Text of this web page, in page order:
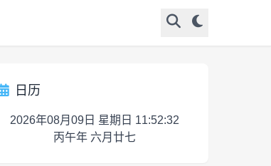
日历
2026年08月09日 星期日 11:52:32
丙午年 六月廿七